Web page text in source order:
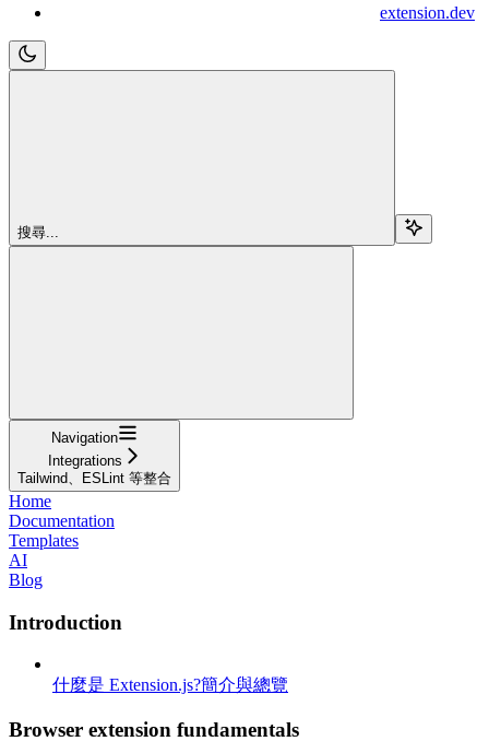
extension.dev
搜尋...
Navigation
Integrations
Tailwind、ESLint 等整合
Home
Documentation
Templates
AI
Blog
Introduction
什麼是 Extension.js?簡介與總覽
Browser extension fundamentals